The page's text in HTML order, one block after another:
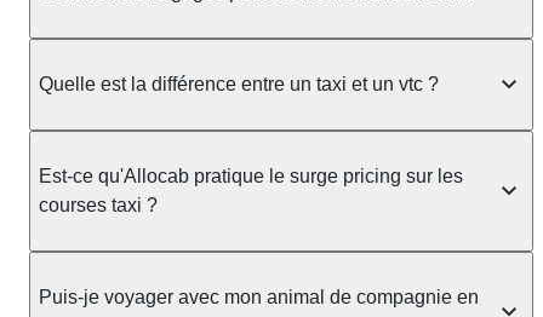
taxi berline accueille en général jusqu'à 3 bagages
ou nombreux, précisez-le dans le champ "Message
au chauffeur" lors de la réservation. Le prix n'est
pas impacté par le nombre de bagages.
Quelle est la différence entre un taxi et un vtc ?
prendre en charge directement dans la rue, à une
station ou sur réservation, avec un tarif au
réservation et propose un prix fixe annoncé à
l'avance. Chez Allocab, réservez facilement votre
Est-ce qu'Allocab pratique le surge pricing sur les
courses taxi ?
réglementation préfectorale et suit un barème
Puis-je voyager avec mon animal de compagnie en